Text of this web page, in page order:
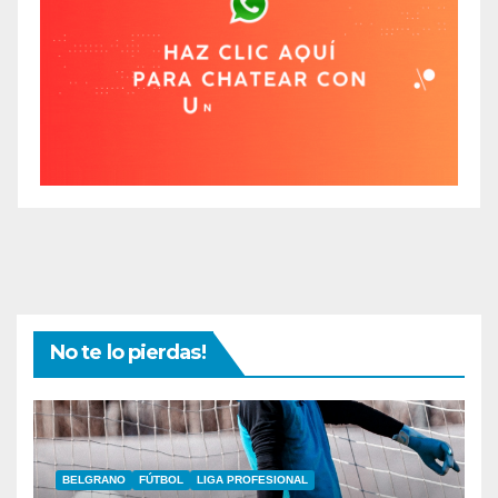
No te lo pierdas!
BELGRANO FÚTBOL LIGA PROFESIONAL